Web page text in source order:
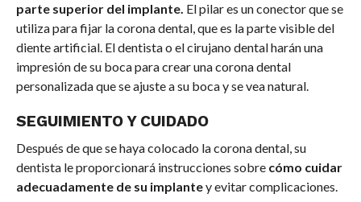
parte superior del implante. El pilar es un conector que se
utiliza para fijar la corona dental, que es la parte visible del
diente artificial. El dentista o el cirujano dental harán una
impresión de su boca para crear una corona dental
personalizada que se ajuste a su boca y se vea natural.
SEGUIMIENTO Y CUIDADO
Después de que se haya colocado la corona dental, su
dentista le proporcionará instrucciones sobre cómo cuidar
adecuadamente de su implantey evitar complicaciones.